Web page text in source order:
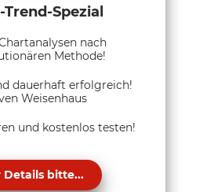
Spezial
nach
Methode!
dauerhaft erfolgreich!
Weisenhaus
und kostenlos testen!
Details bitte...